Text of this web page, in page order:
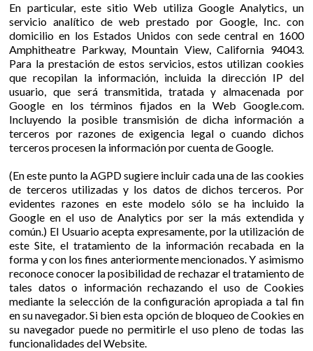
En particular, este sitio Web utiliza Google Analytics, un
servicio analítico de web prestado por Google, Inc. con
domicilio en los Estados Unidos con sede central en 1600
Amphitheatre Parkway, Mountain View, California 94043.
Para la prestación de estos servicios, estos utilizan cookies
que recopilan la información, incluida la dirección IP del
usuario, que será transmitida, tratada y almacenada por
Google en los términos fijados en la Web Google.com.
Incluyendo la posible transmisión de dicha información a
terceros por razones de exigencia legal o cuando dichos
terceros procesen la información por cuenta de Google.
(En este punto la AGPD sugiere incluir cada una de las cookies
de terceros utilizadas y los datos de dichos terceros. Por
evidentes razones en este modelo sólo se ha incluido la
Google en el uso de Analytics por ser la más extendida y
común.) El Usuario acepta expresamente, por la utilización de
este Site, el tratamiento de la información recabada en la
forma y con los fines anteriormente mencionados. Y asimismo
reconoce conocer la posibilidad de rechazar el tratamiento de
tales datos o información rechazando el uso de Cookies
mediante la selección de la configuración apropiada a tal fin
en su navegador. Si bien esta opción de bloqueo de Cookies en
su navegador puede no permitirle el uso pleno de todas las
funcionalidades del Website.